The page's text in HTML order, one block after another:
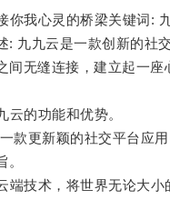
心灵的桥梁关键词:
: 九九云是一款创新的社
间无缝连接，建立起一座
的功能和优势。
更新颖的社交平台应用
。
技术，将世界无论大小